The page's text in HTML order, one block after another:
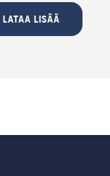
LATAA LISÄÄ